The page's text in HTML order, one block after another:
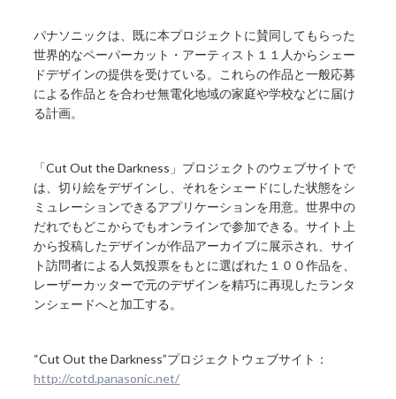
パナソニックは、既に本プロジェクトに賛同してもらった
世界的なペーパーカット・アーティスト１１人からシェー
ドデザインの提供を受けている。これらの作品と一般応募
による作品とを合わせ無電化地域の家庭や学校などに届け
る計画。
「Cut Out the Darkness」プロジェクトのウェブサイトで
は、切り絵をデザインし、それをシェードにした状態をシ
ミュレーションできるアプリケーションを用意。世界中の
だれでもどこからでもオンラインで参加できる。サイト上
から投稿したデザインが作品アーカイブに展示され、サイ
ト訪問者による人気投票をもとに選ばれた１００作品を、
レーザーカッターで元のデザインを精巧に再現したランタ
ンシェードへと加工する。
“Cut Out the Darkness”プロジェクトウェブサイト：
http://cotd.panasonic.net/